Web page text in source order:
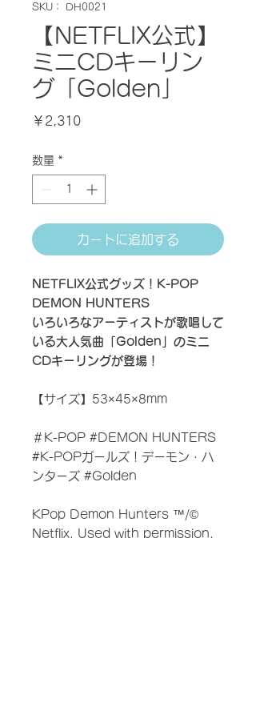
SKU： DH0021
【NETFLIX公式】
ミニCDキーリン
グ「Golden」
￥2,310価
数量 *
カートに追加する
NETFLIX公式グッズ！K-POP
DEMON HUNTERS
いろいろなアーティストが歌唱して
いる大人気曲「Golden」のミニ
CDキーリングが登場！
【サイズ】53×45×8mm
＃K-POP #DEMON HUNTERS
#K-POPガールズ！デーモン・ハ
ンターズ #Golden
KPop Demon Hunters ™/©
Netflix. Used with permission.